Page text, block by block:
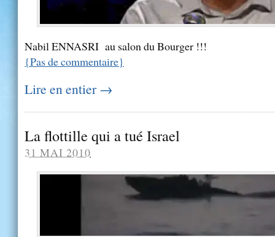
Nabil ENNASRI au salon du Bourger !!!
{Pas de commentaire}
Lire en entier →
La flottille qui a tué Israel
31 MAI 2010